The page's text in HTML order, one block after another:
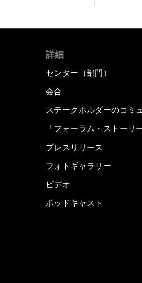
詳細
センター（部門）
会合
ステークホルダーのコミ
「フォーラム・ストーリ
プレスリリース
フォトギャラリー
ビデオ
ポッドキャスト